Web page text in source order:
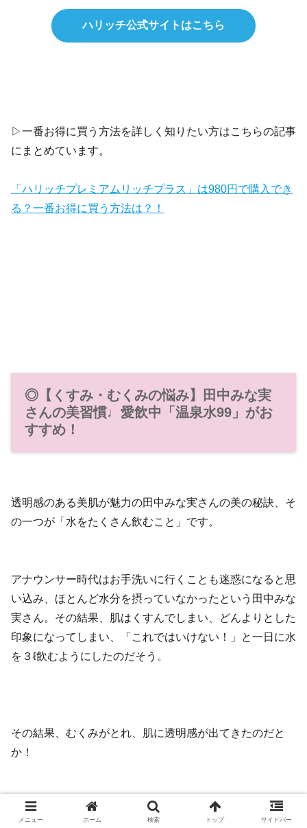
ハリッチ公式サイトはこちら
▷一番お得に買う方法を詳しく知りたい方はこちらの記事
にまとめています。
「ハリッチプレミアムリッチプラス」は980円で購入でき
る？一番お得に買う方法は？！
◎【くすみ・むくみの悩み】田中みな実
さんの美習慣♩愛飲中「温泉水99」がお
すすめ！
透明感のある美肌が魅力の田中みな実さんの美の秘訣、そ
の一つが「水をたくさん飲むこと」です。
アナウンサー時代はお手洗いに行くことも迷惑になると思
い込み、ほとんど水分を摂っていなかったという田中みな
実さん。その結果、肌はくすんでしまい、どんよりとした
印象になってしまい、「これではいけない！」と一日に水
を３ℓ飲むようにしたのだそう。
その結果、むくみがとれ、肌に透明感が出てきたのだと
か！
メニュー ホーム 検索 トップ サイドバー